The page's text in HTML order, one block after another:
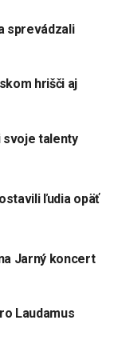
sprevádzali
hrišči aj
svoje talenty
ľudia opäť
Jarný koncert
Laudamus